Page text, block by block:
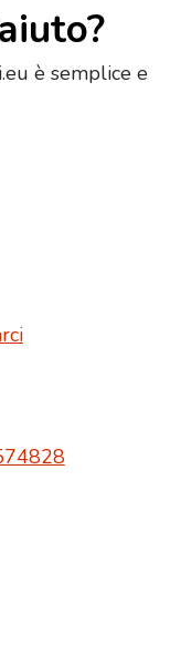
è semplice e